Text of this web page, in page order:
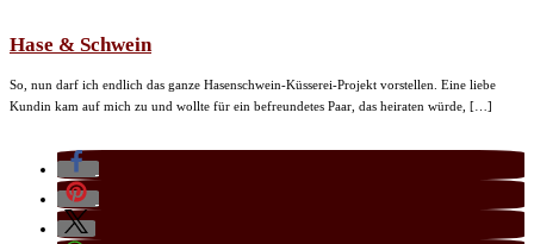
Hase & Schwein
So, nun darf ich endlich das ganze Hasenschwein-Küsserei-Projekt vorstellen. Eine liebe
Kundin kam auf mich zu und wollte für ein befreundetes Paar, das heiraten würde, […]